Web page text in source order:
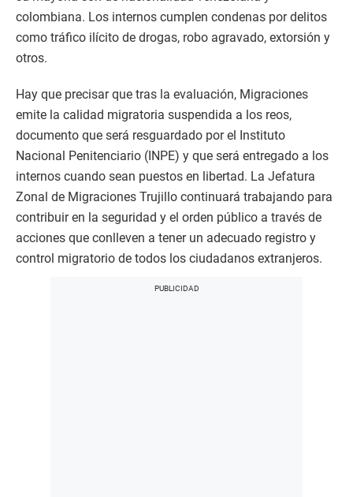
colombiana. Los internos cumplen condenas por delitos
como tráfico ilícito de drogas, robo agravado, extorsión y
otros.
Hay que precisar que tras la evaluación, Migraciones
emite la calidad migratoria suspendida a los reos,
documento que será resguardado por el Instituto
Nacional Penitenciario (INPE) y que será entregado a los
internos cuando sean puestos en libertad. La Jefatura
Zonal de Migraciones Trujillo continuará trabajando para
contribuir en la seguridad y el orden público a través de
acciones que conlleven a tener un adecuado registro y
control migratorio de todos los ciudadanos extranjeros.